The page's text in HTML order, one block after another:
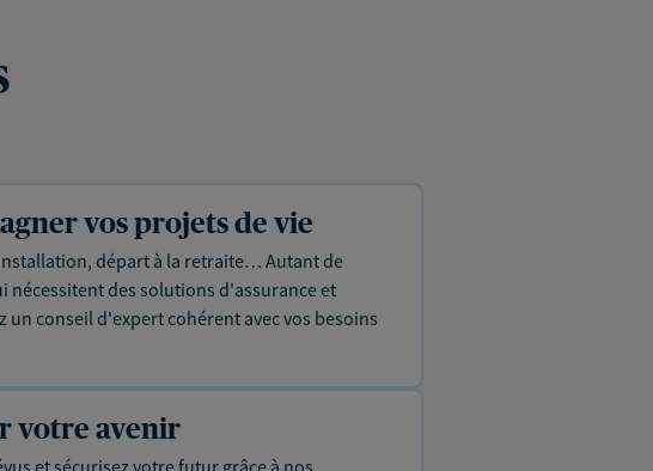
vos projets de vie
départ à la retraite… Autant de
nécessitent des solutions d'assurance et
un conseil d'expert cohérent avec vos besoins
votre avenir
et sécurisez votre futur grâce à nos